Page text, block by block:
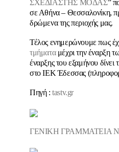
ΣΧΕΔΙΑΣΤΗΣ ΜΟΔΑΣ”
σε Αθήνα – Θεσσαλονίκη,
δρώμενα της περιοχής μας.
Τέλος ενημερώνουμε πως
τμήματαμέχρι την έναρξη
έναρξης του εξαμήνου
στο ΙΕΚ Έδεσσας
Πηγή :tastv.gr
ΓΕΝΙΚΗ ΓΡΑΜΜΑΤΕΙΑ